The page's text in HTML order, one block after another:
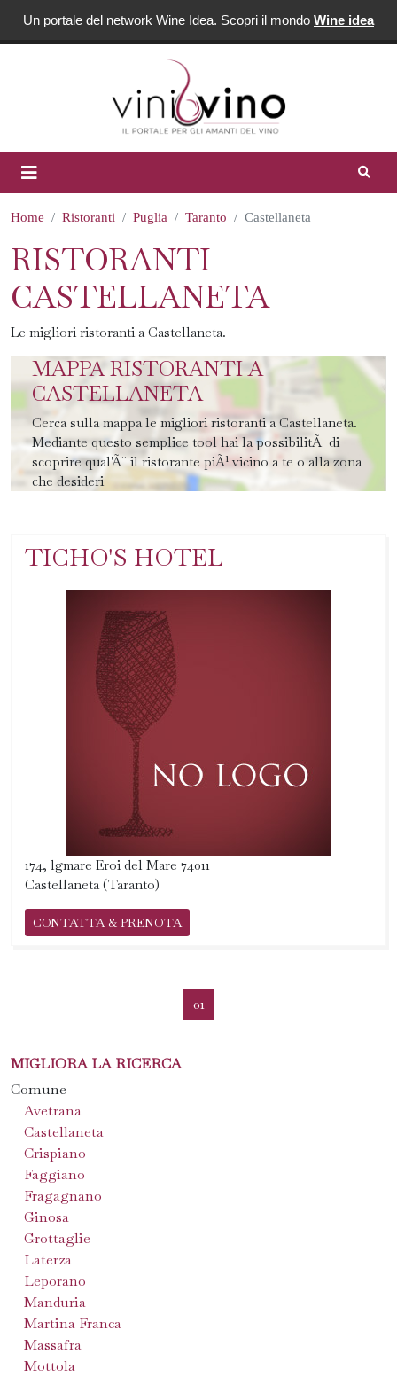
Un portale del network Wine Idea. Scopri il mondo Wine idea
Home Ristoranti Puglia Taranto Castellaneta
RISTORANTI
CASTELLANETA
Le migliori ristoranti a Castellaneta.
MAPPA RISTORANTI A
CASTELLANETA
Cerca sulla mappa le migliori ristoranti a Castellaneta.
Mediante questo semplice tool hai la possibilitÃ di
scoprire qual'Ã¨ il ristorante piÃ¹ vicino a te o alla zona
che desideri
TICHO'S HOTEL
174, lgmare Eroi del Mare 74011
Castellaneta (Taranto)
CONTATTA & PRENOTA
01
MIGLIORA LA RICERCA
Comune
Avetrana
Castellaneta
Crispiano
Faggiano
Fragagnano
Ginosa
Grottaglie
Laterza
Leporano
Manduria
Martina Franca
Massafra
Mottola